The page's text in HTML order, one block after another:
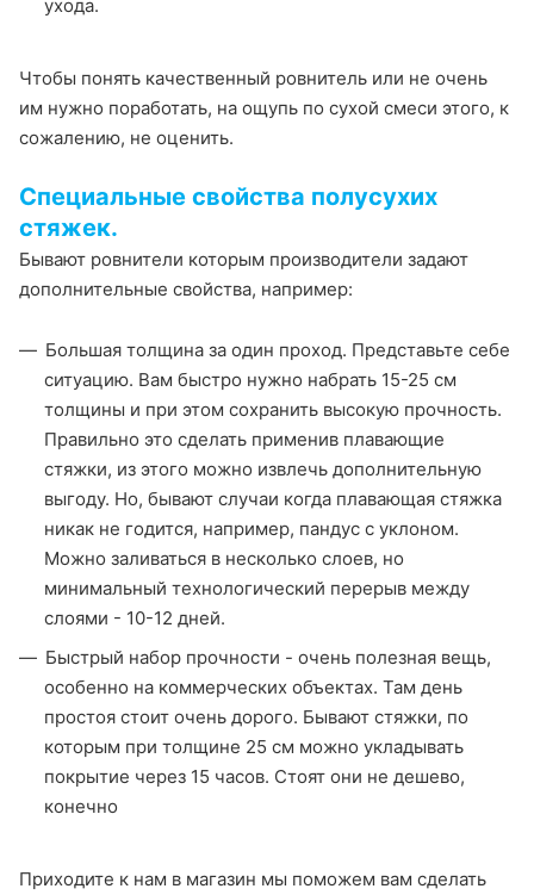
ухода.
Чтобы понять качественный ровнитель или не очень
им нужно поработать, на ощупь по сухой смеси этого, к
сожалению, не оценить.
Специальные свойства полусухих
стяжек.
Бывают ровнители которым производители задают
дополнительные свойства, например:
Большая толщина за один проход. Представьте себе
ситуацию. Вам быстро нужно набрать 15-25 см
толщины и при этом сохранить высокую прочность.
Правильно это сделать применив плавающие
стяжки, из этого можно извлечь дополнительную
выгоду. Но, бывают случаи когда плавающая стяжка
никак не годится, например, пандус с уклоном.
Можно заливаться в несколько слоев, но
минимальный технологический перерыв между
слоями - 10-12 дней.
Быстрый набор прочности - очень полезная вещь,
особенно на коммерческих объектах. Там день
простоя стоит очень дорого. Бывают стяжки, по
которым при толщине 25 см можно укладывать
покрытие через 15 часов. Стоят они не дешево,
конечно
Приходите к нам в магазин мы поможем вам сделать